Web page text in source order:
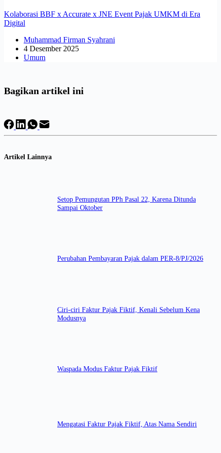
Kolaborasi BBF x Accurate x JNE Event Pajak UMKM di Era
Digital
Muhammad Firman Syahrani
4 Desember 2025
Umum
Bagikan artikel ini
Artikel Lainnya
Setop Pemungutan PPh Pasal 22, Karena Ditunda
Sampai Oktober
Perubahan Pembayaran Pajak dalam PER-8/PJ/2026
Ciri-ciri Faktur Pajak Fiktif, Kenali Sebelum Kena
Modusnya
Waspada Modus Faktur Pajak Fiktif
Mengatasi Faktur Pajak Fiktif, Atas Nama Sendiri